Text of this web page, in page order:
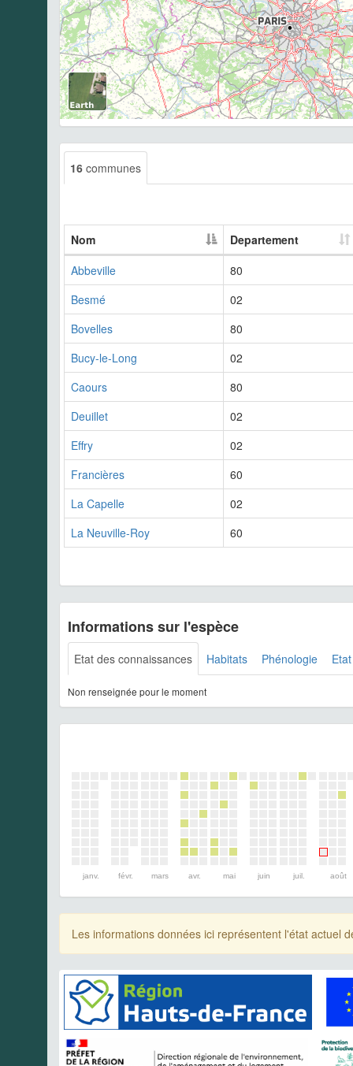
16 communes
Nom
Departement
Abbeville
80
Besmé
02
Bovelles
80
Bucy-le-Long
02
Caours
80
Deuillet
02
Effry
02
Francières
60
La Capelle
02
La Neuville-Roy
60
Informations sur l'espèce
Etat des connaissances Habitats Phénologie
Non renseignée pour le moment
janv. févr. mars avr. mai juin juil. août
Les informations données ici représentent l'état actuel